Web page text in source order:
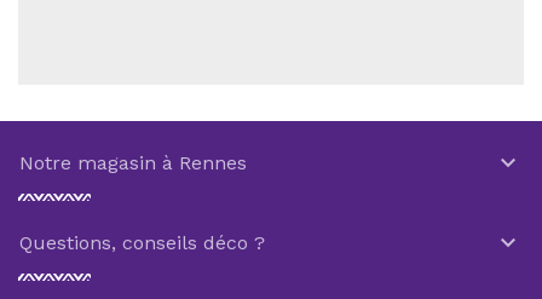
Notre magasin à Rennes 
Questions, conseils déco ? 